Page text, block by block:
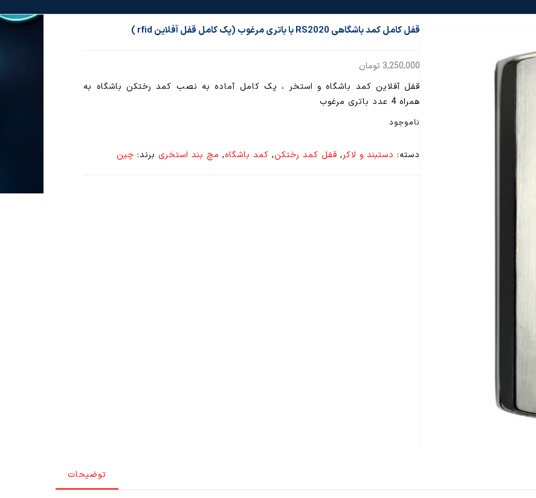
قفل کامل کمد باشگاهی RS2020 با باتری مرغوب (پک کامل قفل آفلاین rfid )
3,250,000 تومان
قفل آفلاین کمد باشگاه و استخر ، پک کامل آماده به نصب کمد رختکن باشگاه به
همراه 4 عدد باتری مرغوب
ناموجود
دسته: دستبند و لاکر, قفل کمد رختکن, کمد باشگاه, مچ بند استخری برند: چین
توضیحات